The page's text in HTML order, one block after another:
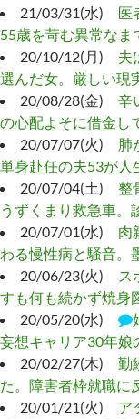
21/03/31(水) 医
55歳を苛む異常なま
20/10/12(月) 夫
選んだ女。厳しい現
20/08/28(金) 辛
の心配よそに借金し
20/07/07(火) 肺
単身赴任の夫53が人
20/07/04(土) 整
うずくまり救急車。
20/07/01(水) 肉
わる慢性病と騒音。
20/06/23(火)
ス
すも何も続かず焼身
20/05/20(水)
妄想キャリア30年娘
20/02/27(木) 勤
た。障害者枠就職に
20/01/21(火) ア